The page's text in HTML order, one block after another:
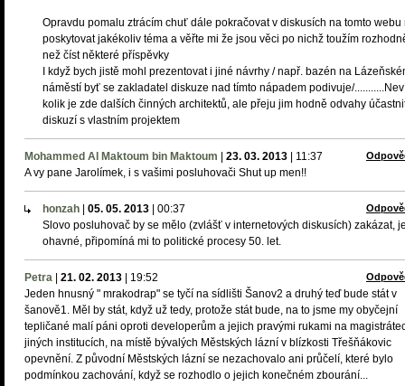
Opravdu pomalu ztrácím chuť dále pokračovat v diskusích na tomto webu
poskytovat jakékoliv téma a věřte mi že jsou věci po nichž toužím
než číst některé příspěvky
I když bych jistě mohl prezentovat i jiné návrhy / např. bazén na
náměstí byť se zakladatel diskuze nad tímto nápadem podivuje/
kolik je zde dalších činných architektů, ale přeju jim hodně odvahy
diskuzí s vlastním projektem
Mohammed Al Maktoum bin Maktoum 23. 03. 2013 11:37
A vy pane Jarolímek, i s vašimi posluhovači Shut up men!!
honzah 05. 05. 2013 00:37
Slovo posluhovač by se mělo (zvlášť v internetových diskusích) zakázat,
ohavné, připomíná mi to politické procesy 50. let.
Petra 21. 02. 2013 19:52
Jeden hnusný " mrakodrap" se tyčí na sídlišti Šanov2 a druhý teď bude stát v
šanově1. Měl by stát, když už tedy, protože stát bude, na to jsme my obyčejní
tepličané malí páni oproti developerům a jejich pravými rukami na
jiných institucích, na místě bývalých Městských lázní v blízkosti Třešňákovic
opevnění. Z původní Městských lázní se nezachovalo ani průčelí, které bylo
podmínkou zachování, když se rozhodlo o jejich konečném zbourání...